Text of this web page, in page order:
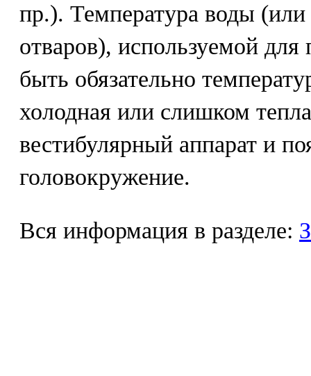
пр.). Температура воды (или
отваров), используемой
быть обязательно
холодная или слишком
вестибулярный аппарат и
головокружение.
Вся информация в разделе: